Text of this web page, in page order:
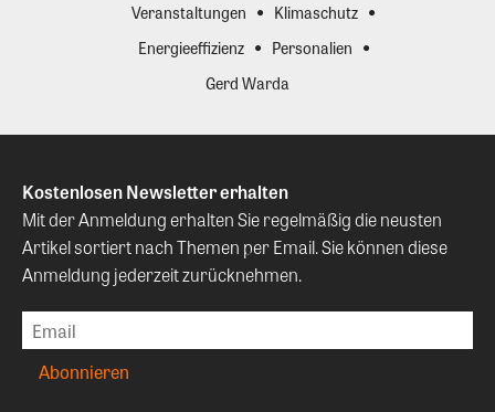
Veranstaltungen
Klimaschutz
Energieeffizienz
Personalien
Gerd Warda
Kostenlosen Newsletter erhalten
Mit der Anmeldung erhalten Sie regelmäßig die neusten
Artikel sortiert nach Themen per Email. Sie können diese
Anmeldung jederzeit zurücknehmen.